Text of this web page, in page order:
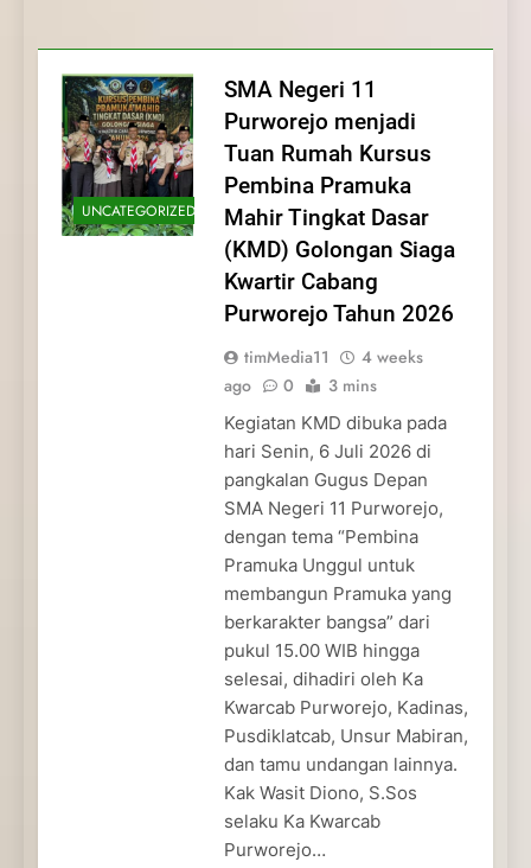
dan Pengabdian Generasi
Pramuka
Pramuka
Kepedulian
UNCATEGORIZED
SMA Negeri 11
Purworejo menjadi
Tuan Rumah Kursus
Pembina Pramuka
Mahir Tingkat Dasar
(KMD) Golongan Siaga
Kwartir Cabang
Purworejo Tahun 2026
timMedia11
4 weeks
ago
0 3 mins
Kegiatan KMD dibuka pada
hari Senin, 6 Juli 2026 di
pangkalan Gugus Depan
SMA Negeri 11 Purworejo,
dengan tema “Pembina
Pramuka Unggul untuk
membangun Pramuka yang
berkarakter bangsa” dari
pukul 15.00 WIB hingga
selesai, dihadiri oleh Ka
Kwarcab Purworejo, Kadinas,
Pusdiklatcab, Unsur Mabiran,
dan tamu undangan lainnya.
Kak Wasit Diono, S.Sos
selaku Ka Kwarcab
Purworejo…